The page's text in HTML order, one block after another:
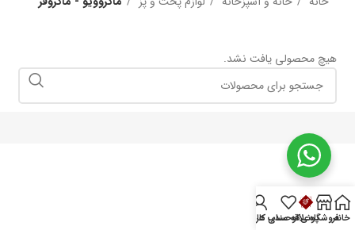
هیچ محصولی یافت نشد.
خانهفروشگاهپونی‌کو
علاقه مندی ها
حساب کاربری من